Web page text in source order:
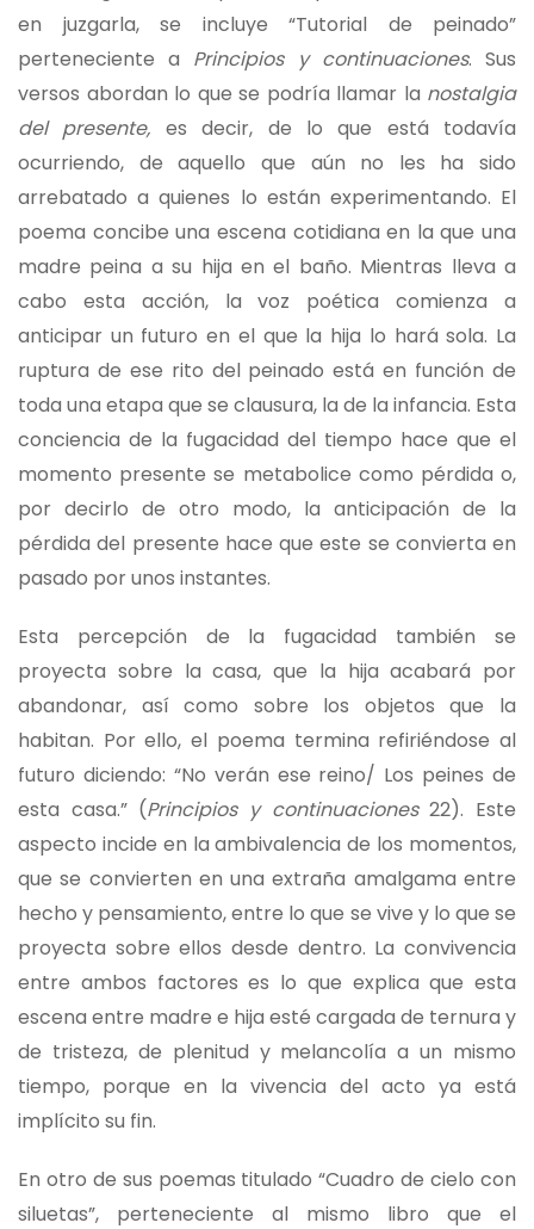
en juzgarla, se incluye “Tutorial de peinado”
perteneciente a Principios y continuaciones. Sus
versos abordan lo que se podría llamar la nostalgia
del presente, es decir, de lo que está todavía
ocurriendo, de aquello que aún no les ha sido
arrebatado a quienes lo están experimentando. El
poema concibe una escena cotidiana en la que una
madre peina a su hija en el baño. Mientras lleva a
cabo esta acción, la voz poética comienza a
anticipar un futuro en el que la hija lo hará sola. La
ruptura de ese rito del peinado está en función de
toda una etapa que se clausura, la de la infancia. Esta
conciencia de la fugacidad del tiempo hace que el
momento presente se metabolice como pérdida o,
por decirlo de otro modo, la anticipación de la
pérdida del presente hace que este se convierta en
pasado por unos instantes.
Esta percepción de la fugacidad también se
proyecta sobre la casa, que la hija acabará por
abandonar, así como sobre los objetos que la
habitan. Por ello, el poema termina refiriéndose al
futuro diciendo: “No verán ese reino/ Los peines de
esta casa.” (Principios y continuaciones22). Este
aspecto incide en la ambivalencia de los momentos,
que se convierten en una extraña amalgama entre
hecho y pensamiento, entre lo que se vive y lo que se
proyecta sobre ellos desde dentro. La convivencia
entre ambos factores es lo que explica que esta
escena entre madre e hija esté cargada de ternura y
de tristeza, de plenitud y melancolía a un mismo
tiempo, porque en la vivencia del acto ya está
implícito su fin.
En otro de sus poemas titulado “Cuadro de cielo con
siluetas”, perteneciente al mismo libro que el